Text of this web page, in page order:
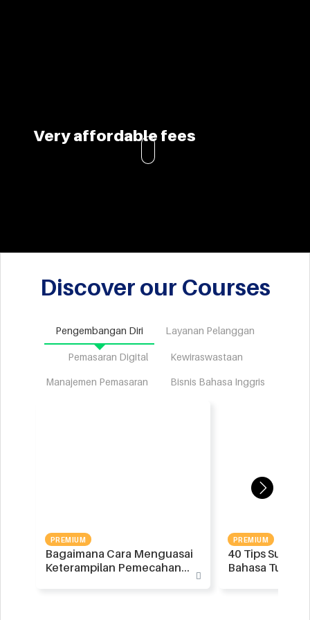
Very affordable fees
Discover our Courses
Pengembangan Diri Layanan Pelanggan
Pemasaran Digital Kewiraswastaan
Manajemen Pemasaran Bisnis Bahasa Inggris
PREMIUM
Bagaimana Cara Menguasai
Keterampilan Pemecahan
PREMIUM
40 Tips Super
Bahasa
next